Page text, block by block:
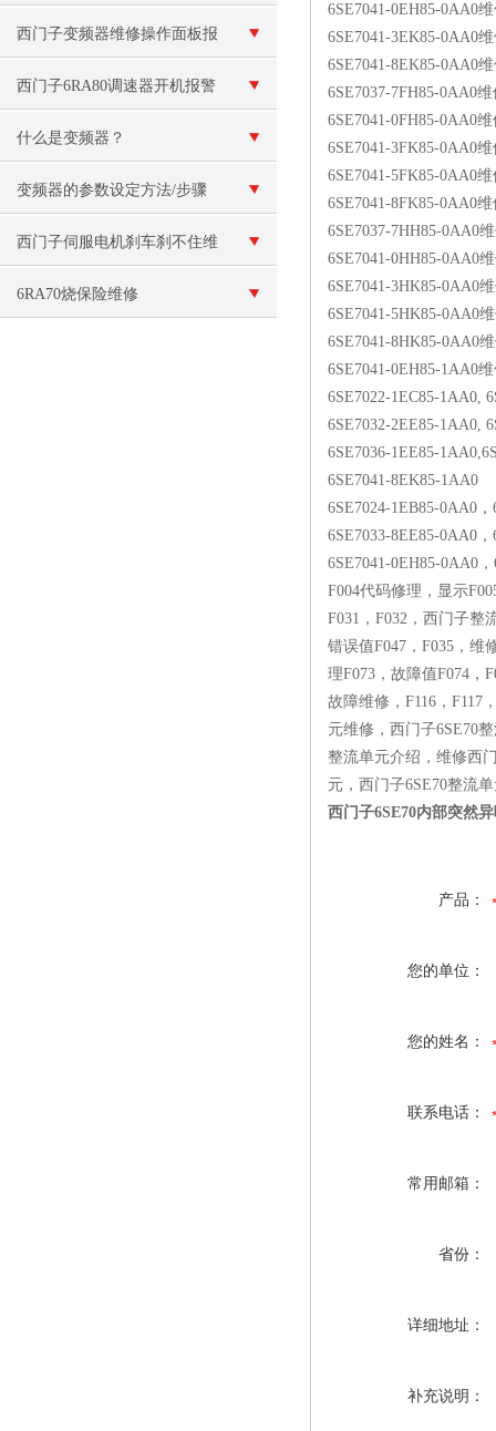
屏故障维修（现场检测）
西门子变频器维修操作面板报
警“E”故障
西门子6RA80调速器开机报警
F60092故障原因分析
什么是变频器？
变频器的参数设定方法/步骤
西门子伺服电机刹车刹不住维
修（刹车线圈烧毁维修）
6RA70烧保险维修
6SE7041-0EH85-0AA0
6SE7041-3EK85-0AA0
6SE7041-8EK85-0AA0
6SE7037-7FH85-0AA0
6SE7041-0FH85-0AA0
6SE7041-3FK85-0AA0维
6SE7041-5FK85-0AA0维
6SE7041-8FK85-0AA0维
6SE7037-7HH85-0AA0
6SE7041-0HH85-0AA0
6SE7041-3HK85-0AA0
6SE7041-5HK85-0AA0
6SE7041-8HK85-0AA0
6SE7041-0EH85-1AA0
6SE7022-1EC85-1AA0,
6SE7032-2EE85-1AA0,
6SE7036-1EE85-
6SE7041-8EK85-1AA0
6SE7024-1EB85-0AA0
6SE7033-8EE85-0AA0
6SE7041-0EH85-0AA0
F004代码修理，显示
F031，F032，西门子整
错误值F047，F035，维
理F073，故障值F074，
故障维修，F116，F117
元维修，西门子6SE70
整流单元介绍，维修西
元，西门子6SE70整流
西门子6SE70内部突然
产品：
您的单位：
您的姓名：
联系电话：
常用邮箱：
省份：
详细地址：
补充说明：